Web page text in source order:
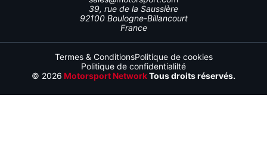
39, rue de la Saussière
92100 Boulogne-Billancourt
France
© 2026 Motorsport NetworkTous droits réservés.
Termes & ConditionsPolitique de cookies
Politique de confidentialilté